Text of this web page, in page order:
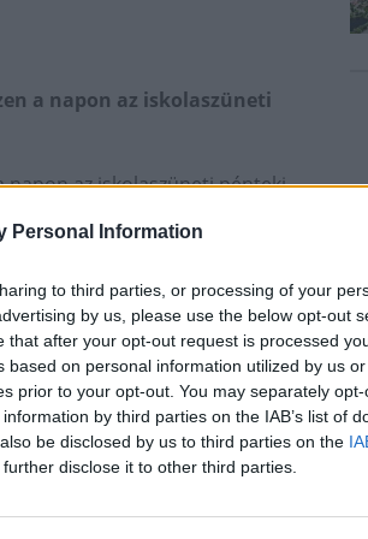
Personal Information
to third parties, or processing of your
by us, please use the below opt-out
that after your opt-out request is processed
based on personal information utilized by us
prior to your opt-out. You may separately
by third parties on the IAB’s list of
be disclosed by us to third parties on the
disclose it to other third parties.
a napon az iskolaszüneti
napon az iskolaszüneti pénteki
(BKK) pénteken.
közlekedési rend
Kőbánya-Kispest és a
pótlóbusszal lehet
alkalmazással, amely valós
ki úti cél eléréshez.